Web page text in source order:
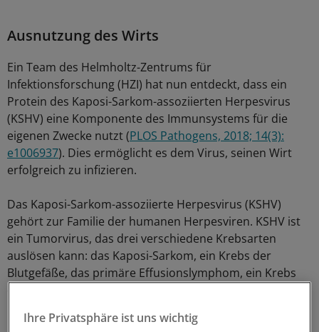
Ausnutzung des Wirts
Ein Team des Helmholtz-Zentrums für
Infektionsforschung (HZI) hat nun entdeckt, dass ein
Protein des Kaposi-Sarkom-assoziierten Herpesvirus
(KSHV) eine Komponente des Immunsystems für die
eigenen Zwecke nutzt (PLOS Pathogens, 2018; 14(3):
e1006937). Dies ermöglicht es dem Virus, seinen Wirt
erfolgreich zu infizieren.
Das Kaposi-Sarkom-assoziierte Herpesvirus (KSHV)
gehört zur Familie der humanen Herpesviren. KSHV ist
ein Tumorvirus, das drei verschiedene Krebsarten
auslösen kann: das Kaposi-Sarkom, ein Krebs der
Blutgefäße, das primäre Effusionslymphom, ein Krebs
Ihre Privatsphäre ist uns wichtig